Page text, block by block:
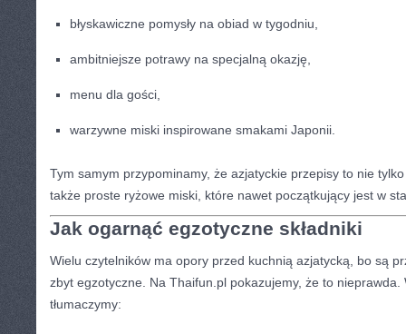
błyskawiczne pomysły na obiad w tygodniu,
ambitniejsze potrawy na specjalną okazję,
menu dla gości,
warzywne miski inspirowane smakami Japonii.
Tym samym przypominamy, że azjatyckie przepisy to nie
także proste ryżowe miski, które nawet początkujący jest w
Jak ogarnąć egzotyczne składniki
Wielu czytelników ma opory przed kuchnią azjatycką, bo są
zbyt egzotyczne. Na Thaifun.pl pokazujemy, że to nieprawda.
tłumaczymy: